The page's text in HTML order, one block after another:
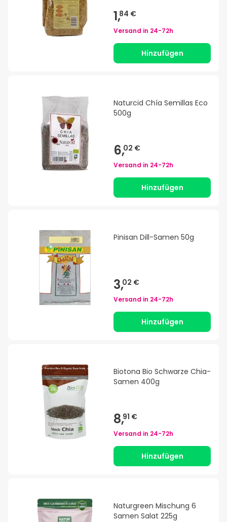
1,84 €
Versand in 24-72h
Hinzufügen
Naturcid Chía Semillas Eco
500g
6,02 €
Versand in 24-72h
Hinzufügen
Pinisan Dill-Samen 50g
3,02 €
Versand in 24-72h
Hinzufügen
Biotona Bio Schwarze Chia-
Samen 400g
8,91 €
Versand in 24-72h
Hinzufügen
Naturgreen Mischung 6
Samen Salat 225g